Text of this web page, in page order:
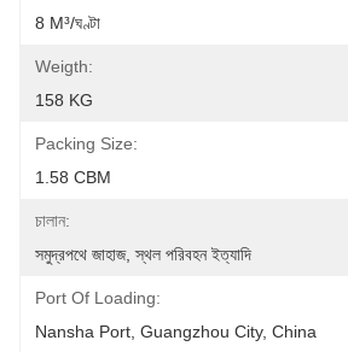
8 M³/ঘণ্টা
Weigth:
158 KG
Packing Size:
1.58 CBM
চালান:
সমুদ্রপথে জাহাজ, স্থল পরিবহন ইত্যাদি
Port Of Loading:
Nansha Port, Guangzhou City, China